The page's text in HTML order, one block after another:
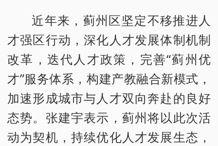
近年来，蓟州区坚定不移推进人
才强区行动，深化人才发展体制机制
改革，迭代人才政策，完善“蓟州优
才”服务体系，构建产教融合新模式，
加速形成城市与人才双向奔赴的良好
态势。张建宇表示，蓟州将以此次活
动为契机，持续优化人才发展生态，